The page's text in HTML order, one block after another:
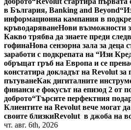
в България, Banking and Beyond
информационна кампания в
кръводаряванеНови възможности
Какво трябва да знаете преди
гофинаНова сензорна зала за деца
заработи с подкрепата на “Изи
обръщат гръб на Европа и се
констатира докладът на Revolut за
пътуванеКак дигиталните
финанси е фокусът на епизод 2 от
доброто“Търсите перфектния
Клиентите на Revolut вече могат
своите близкиRevolut в джоба на
чт. авг. 6th, 2026